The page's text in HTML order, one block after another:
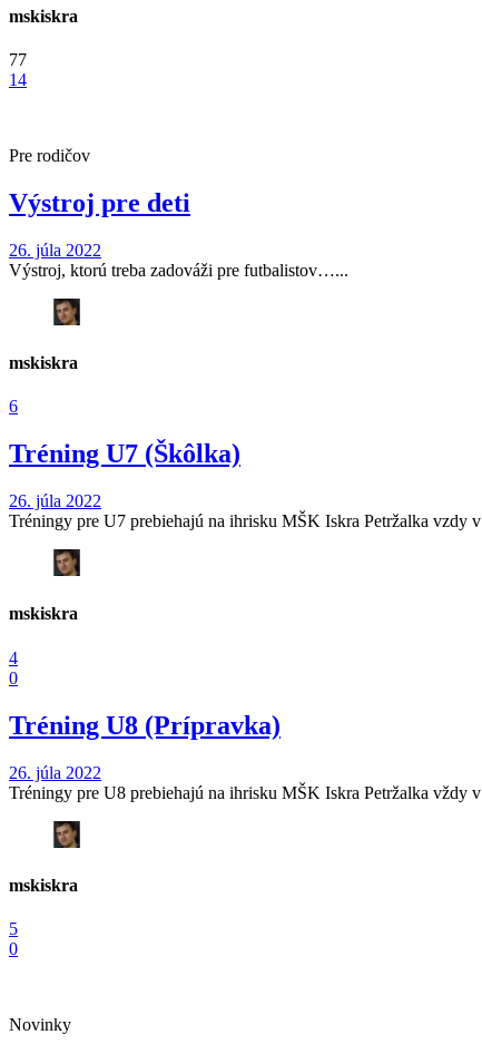
mskiskra
77
14
Pre rodičov
Výstroj pre deti
26. júla 2022
Výstroj, ktorú treba zadováži pre futbalistov…...
mskiskra
6
Tréning U7 (Škôlka)
26. júla 2022
Tréningy pre U7 prebiehajú na ihrisku MŠK Iskra Petržalka vzdy
mskiskra
4
0
Tréning U8 (Prípravka)
26. júla 2022
Tréningy pre U8 prebiehajú na ihrisku MŠK Iskra Petržalka vždy
mskiskra
5
0
Novinky